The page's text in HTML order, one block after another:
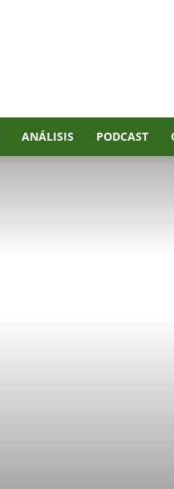
ANÁLISIS PODCAST